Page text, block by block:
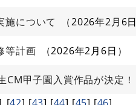
施について 2026年2月6日
等計画 2026年2月6日
甲子園入賞作品が決定！